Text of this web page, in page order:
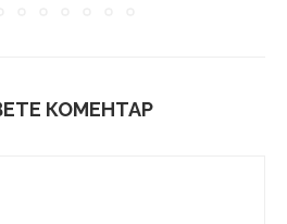
КОМЕНТАР